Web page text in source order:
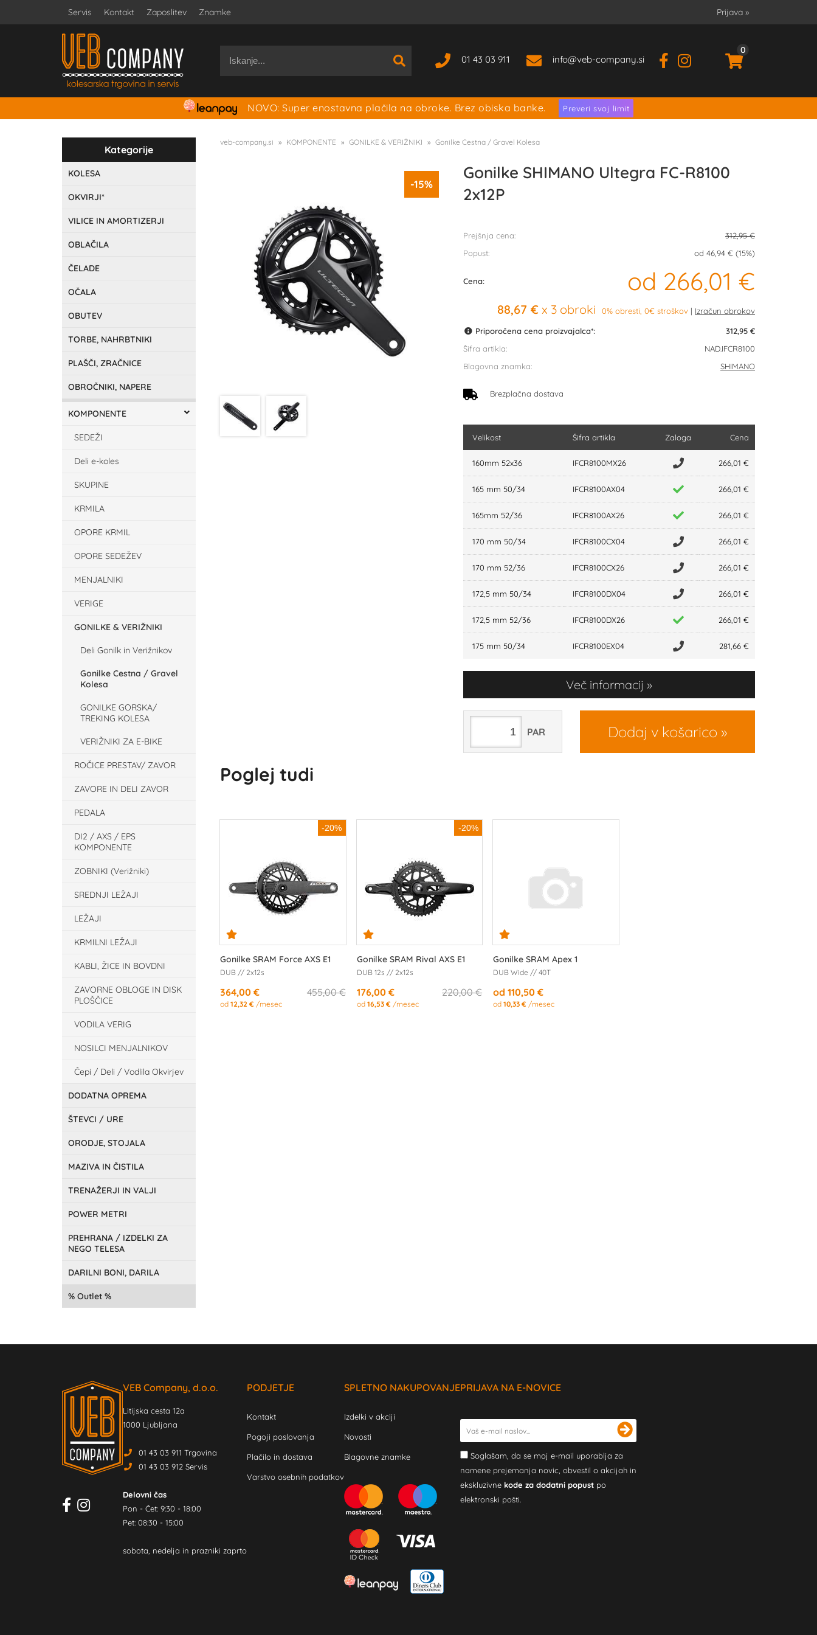
Servis Kontakt Zaposlitev Znamke Prijava »
01 43 03 911 info veb-company.si
0
NOVO: Super enostavna plačila na obroke. Brez obiska banke. Preveri svoj limit
Kategorije
KOLESA
OKVIRJI*
VILICE IN AMORTIZERJI
OBLAČILA
ČELADE
OČALA
OBUTEV
TORBE, NAHRBTNIKI
PLAŠČI, ZRAČNICE
OBROČNIKI, NAPERE
KOMPONENTE
SEDEŽI
Deli e-koles
SKUPINE
KRMILA
OPORE KRMIL
OPORE SEDEŽEV
MENJALNIKI
VERIGE
GONILKE & VERIŽNIKI
Deli Gonilk in Verižnikov
Gonilke Cestna / Gravel
Kolesa
GONILKE GORSKA/
TREKING KOLESA
VERIŽNIKI ZA E-BIKE
ROČICE PRESTAV/ ZAVOR
ZAVORE IN DELI ZAVOR
PEDALA
DI2 / AXS / EPS
KOMPONENTE
ZOBNIKI (Verižniki)
SREDNJI LEŽAJI
LEŽAJI
KRMILNI LEŽAJI
KABLI, ŽICE IN BOVDNI
ZAVORNE OBLOGE IN DISK
PLOŠČICE
VODILA VERIG
NOSILCI MENJALNIKOV
Čepi / Deli / Vodlila Okvirjev
DODATNA OPREMA
ŠTEVCI / URE
ORODJE, STOJALA
MAZIVA IN ČISTILA
TRENAŽERJI IN VALJI
POWER METRI
PREHRANA / IZDELKI ZA
NEGO TELESA
DARILNI BONI, DARILA
Outlet
veb-company.si KOMPONENTE GONILKE & VERIŽNIKI Gonilke Cestna / Gravel Kolesa
Gonilke SHIMANO Ultegra FC-R8100
2x12P
-15%
Prejšnja cena:
312,95 €
Popust:
od 46,94 € (15%)
Cena: od 266,01 €
88,67 € x 3 obroki 0% obresti, 0€ stroškov
Priporočena cena proizvajalca*:
312,95 €
Šifra artikla:
NAD.IFCR8100
Blagovna znamka:
SHIMANO
Brezplačna dostava
Velikost Šifra artikla Zaloga Cena
160mm 52x36 IFCR8100MX26 266,01 €
165 mm 50/34 IFCR8100AX04 266,01 €
165mm 52/36 IFCR8100AX26 266,01 €
170 mm 50/34 IFCR8100CX04 266,01 €
170 mm 52/36 IFCR8100CX26 266,01 €
172,5 mm 50/34 IFCR8100DX04 266,01 €
172,5 mm 52/36 IFCR8100DX26 266,01 €
175 mm 50/34 IFCR8100EX04 281,66 €
Več informacij
Dodaj v košarico
PAR
Poglej tudi
-20%
Gonilke SRAM Force AXS E1
DUB // 2x12s
455,00 €
364,00 €
od12,32 € /mesec
-20%
Gonilke SRAM Rival AXS E1
DUB 12s // 2x12s
220,00 €
176,00 €
od 16,53 € /mesec
Gonilke SRAM Apex 1
DUB Wide // 40T
od 110,50 €
od10,33 € /mesec
VEB Company, d.o.o.
Litijska cesta 12a
1000 Ljubljana
01 43 03 911 Trgovina
01 43 03 912 Servis
Delovni čas
Pon - Čet: 9:30 - 18:00
Pet: 08:30 - 15:00
sobota, nedelja in prazniki zaprto
PODJETJE
Kontakt
Pogoji poslovanja
Plačilo in dostava
Varstvo osebnih podatkov
SPLETNO NAKUPOVANJE
Izdelki v akciji
Novosti
Blagovne znamke
PRIJAVA NA E-NOVICE
Soglašam, da se moj e-mail uporablja za
namene prejemanja novic, obvestil o akcijah in
ekskluzivne kode za dodatni popust po
elektronski pošti.